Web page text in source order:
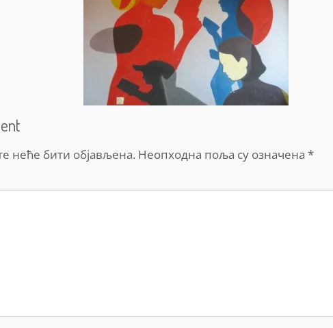
неће бити објављена. Неопходна поља су означена *